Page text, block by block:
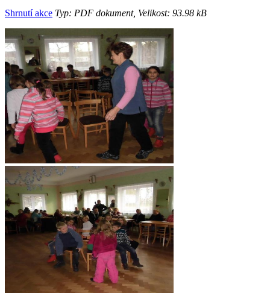
Shrnutí akce Typ: PDF dokument, Velikost: 93.98 kB